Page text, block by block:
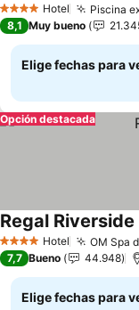
4 EstrellasHotel Piscina
8,1 Muy bueno
Elige fechas para
Opción destacada
4 EstrellasHotel OM Spa
Regal
7,7 Bueno 44.948
Elige fechas para